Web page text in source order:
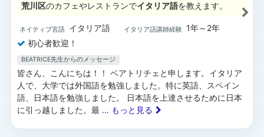
荒川区のカフェやレストランでイタリア語を教えます。
ネイティブ言語 イタリア語 イタリア語講師経験 1年～2年
初心者歓迎！
BEATRICE先生からのメッセージ
皆さん、こんにちは！！ ベアトリチェと申します。イタリア
人で、大学では外国語を勉強しました。特に英語、スペイン
語、日本語を勉強しました。 日本語を上達させるために日本
に引っ越しました。最 ... もっと見る